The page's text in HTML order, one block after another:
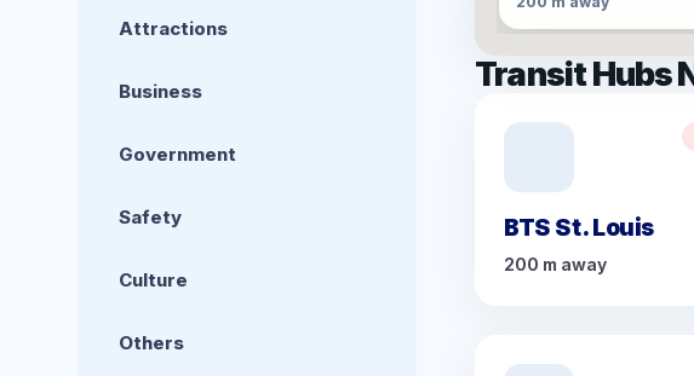
Attractions
Business
Government
Safety
Culture
Others
Transit Hubs
BTS St. Louis
200 m away